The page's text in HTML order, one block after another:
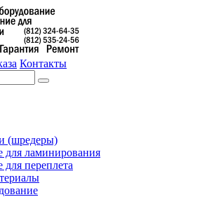
Контакты
(шредеры)
для ламинирования
переплета